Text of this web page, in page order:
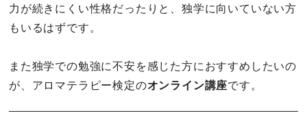
力が続きにくい性格だったりと、独学に向いていない方
もいるはずです。
また独学での勉強に不安を感じた方におすすめしたいの
が、アロマテラピー検定のオンライン講座です。